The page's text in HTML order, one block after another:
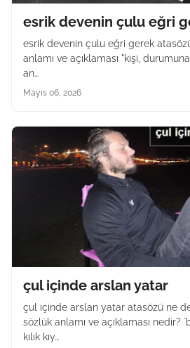
esrik devenin çulu eğri
esrik devenin çulu eğri gerek
anlamı ve açıklaması "kişi,
an…
Mayıs 06, 2026
çul içinde arslan yatar
çul içinde arslan yatar atasözü ne
sözlük anlamı ve açıklaması nedir?
kılık kıy…